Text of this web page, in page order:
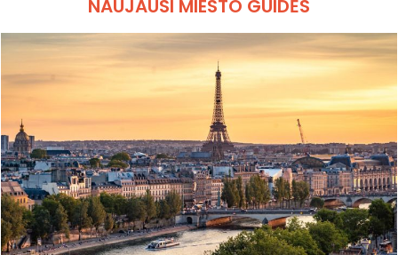
NAUJAUSI MIESTO GUIDĖS